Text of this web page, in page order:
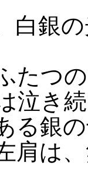
銀の
つの
泣き
る銀
肩は